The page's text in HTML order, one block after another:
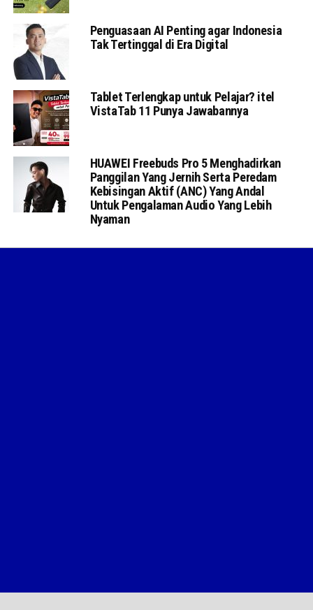
Penguasaan AI Penting agar Indonesia
Tak Tertinggal di Era Digital
Tablet Terlengkap untuk Pelajar? itel
VistaTab 11 Punya Jawabannya
HUAWEI Freebuds Pro 5 Menghadirkan
Panggilan Yang Jernih Serta Peredam
Kebisingan Aktif (ANC) Yang Andal
Untuk Pengalaman Audio Yang Lebih
Nyaman